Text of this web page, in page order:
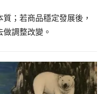
；若商品穩定發展後，
調整改變。